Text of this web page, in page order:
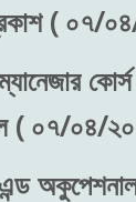
( ০৭/
( ০৭/০৪/